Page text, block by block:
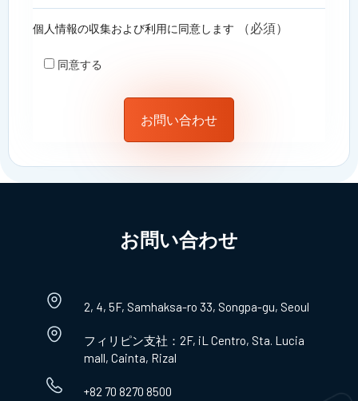
個人情報の収集および利用に同意します （必須）
同意する
お問い合わせ​
2, 4, 5F, Samhaksa-ro 33, Songpa-gu, Seoul
フィリピン支社：2F, iL Centro, Sta. Lucia
mall, Cainta, Rizal
+82 70 8270 8500